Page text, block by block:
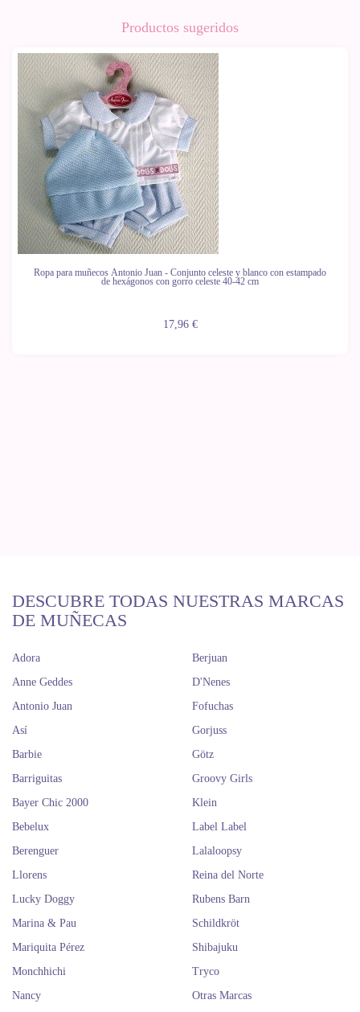
Productos sugeridos
Ropa para muñecos Antonio Juan - Conjunto celeste y blanco con estampado
de hexágonos con gorro celeste 40-42 cm
17,96 €
DESCUBRE TODAS NUESTRAS MARCAS
DE MUÑECAS
Adora
Anne Geddes
Antonio Juan
Así
Barbie
Barriguitas
Bayer Chic 2000
Bebelux
Berenguer
Berjuan
D'Nenes
Fofuchas
Gorjuss
Götz
Groovy Girls
Klein
Label Label
Lalaloopsy
Llorens
Lucky Doggy
Marina & Pau
Mariquita Pérez
Monchhichi
Nancy
Reina del Norte
Rubens Barn
Schildkröt
Shibajuku
Tryco
Otras Marcas